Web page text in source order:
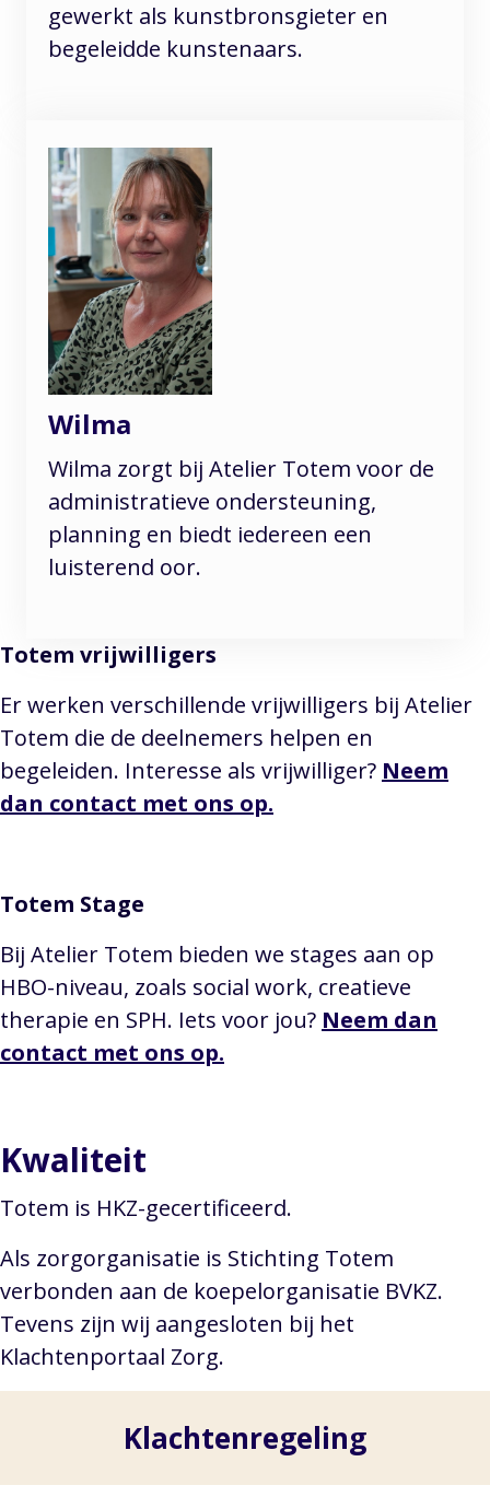
gewerkt als kunstbronsgieter en
begeleidde kunstenaars.
Wilma
Wilma zorgt bij Atelier Totem voor de
administratieve ondersteuning,
planning en biedt iedereen een
luisterend oor.
Totem vrijwilligers
Er werken verschillende vrijwilligers bij Atelier
Totem die de deelnemers helpen en
begeleiden. Interesse als vrijwilliger? Neem
dan contact met ons op.
Totem Stage
Bij Atelier Totem bieden we stages aan op
HBO-niveau, zoals social work, creatieve
therapie en SPH. Iets voor jou? Neem dan
contact met ons op.
Kwaliteit
Totem is HKZ-gecertificeerd.
Als zorgorganisatie is Stichting Totem
verbonden aan de koepelorganisatie BVKZ.
Tevens zijn wij aangesloten bij het
Klachtenportaal Zorg.
Klachtenregeling